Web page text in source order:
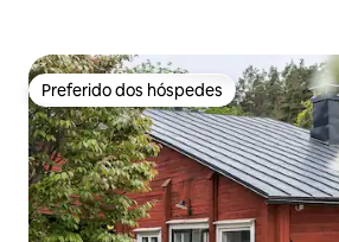
Preferido dos hóspedes
Preferido dos hóspedes